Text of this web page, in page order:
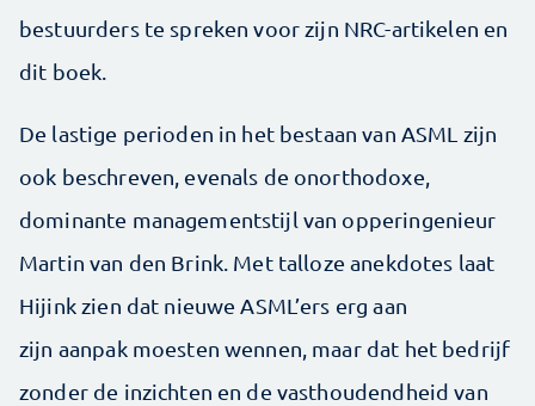
bestuurders te spreken voor zijn NRC-artikelen en
dit boek.
De lastige perioden in het bestaan van ASML zijn
ook beschreven, evenals de onorthodoxe,
dominante managementstijl van opperingenieur
Martin van den Brink. Met talloze anekdotes laat
Hijink zien dat nieuwe ASML’ers erg aan
zijn aanpak moesten wennen, maar dat het bedrijf
zonder de inzichten en de vasthoudendheid van